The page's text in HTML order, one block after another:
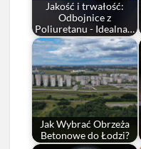
Jakość i trwałość:
Odbojnice z
Poliuretanu - Idealna…
Jak Wybrać Obrzeża
Betonowe do Łodzi?